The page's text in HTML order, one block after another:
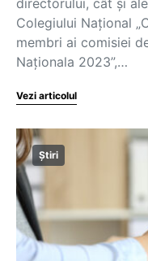
Colegiului Național
membri ai comisiei
Naționala 2023”,…
Vezi articolul
Știri